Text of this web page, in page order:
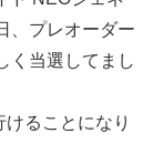
、プレオーダー
く当選してまし
ることになり